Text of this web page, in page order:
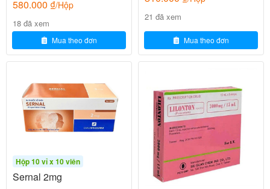
Xử trí:
-Có triệu chứng bất thường báo ngay cho bác sĩ điều
trị.
Tránh dùng đồng thời các thuốc và
thức ăn khi đang sử dụng thuốc
Methylcobalamin Capsules 1500mcg
Cần liệt kê đầy đủ các loại thuốc bạn đang sử dụng
để bác sĩ có hướng điều trị phù hợp.
580.000 ₫/Hộp
18 đã xem
Mua theo đơn
21 đã xem
Mua theo đơn
Hộp 10 vỉ x 10 viên
Sernal 2mg